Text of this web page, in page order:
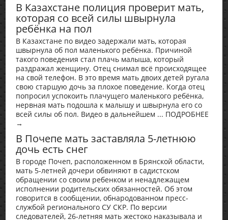
В Казахстане полиция проверит мать,
которая со всей силы швырнула
ребёнка на пол
В Казахстане по видео задержали мать, которая
швырнула об пол маленького ребёнка. Причиной
такого поведения стал плачь малыша, который
раздражал женщину. Отец снимал всё происходящее
на свой телефон. В это время мать двоих детей ругала
свою старшую дочь за плохое поведение. Когда отец
попросил успокоить плачущего маленького ребёнка,
нервная мать подошла к малышу и швырнула его со
всей силы об пол. Видео в дальнейшем ... ПОДРОБНЕЕ
→
В Почепе мать заставляла 5-летнюю
дочь есть снег
В городе Почеп, расположенном в Брянской области,
мать 5-летней дочери обвиняют в садистском
обращении со своим ребенком и ненадлежащем
исполнении родительских обязанностей. Об этом
говорится в сообщении, обнародованном пресс-
службой регионального СУ СКР. По версии
следователей, 26-летняя мать жестоко наказывала и